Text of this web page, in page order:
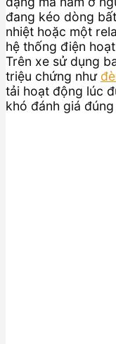
đang kéo dòng
nhiệt hoặc một
hệ thống điện
Trên xe sử dụng
triệu chứng như
tải hoạt động lúc
khó đánh giá